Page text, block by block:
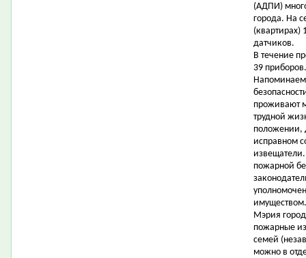
(АДПИ)
города. На
(квартирах)
датчиков.
В течение
39 приборов.
проживают
трудной
положении,
исправном
извещатели.
пожарной
имуществом.
Мэрия
пожарные
семей
можно в